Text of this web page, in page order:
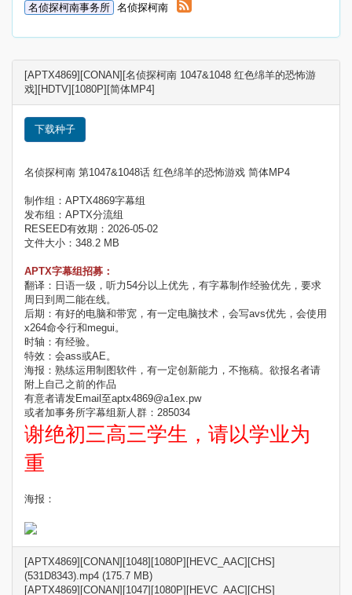
名侦探柯南事务所 名侦探柯南
[APTX4869][CONAN][名侦探柯南 1047&1048 红色绵羊的恐怖游
戏][HDTV][1080P][简体MP4]
下载种子
名侦探柯南 第1047&1048话 红色绵羊的恐怖游戏 简体MP4
制作组：APTX4869字幕组
发布组：APTX分流组
RESEED有效期：2026-05-02
文件大小：348.2 MB
APTX字幕组招募：
翻译：日语一级，听力54分以上优先，有字幕制作经验优先，要求
周日到周二能在线。
后期：有好的电脑和带宽，有一定电脑技术，会写avs优先，会使用
x264命令行和megui。
时轴：有经验。
特效：会ass或AE。
海报：熟练运用制图软件，有一定创新能力，不拖稿。欲报名者请
附上自己之前的作品
有意者请发Email至aptx4869@a1ex.pw
或者加事务所字幕组新人群：285034
谢绝初三高三学生，请以学业为
重
海报：
[APTX4869][CONAN][1048][1080P][HEVC_AAC][CHS]
(531D8343).mp4 (175.7 MB)
[APTX4869][CONAN][1047][1080P][HEVC_AAC][CHS]